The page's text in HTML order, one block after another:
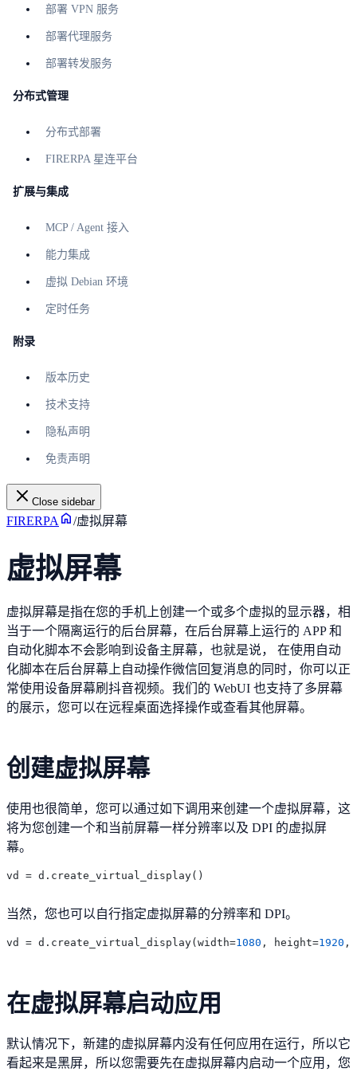
部署 VPN 服务
部署代理服务
部署转发服务
分布式管理
分布式部署
FIRERPA 星连平台
扩展与集成
MCP / Agent 接入
能力集成
虚拟 Debian 环境
定时任务
附录
版本历史
技术支持
隐私声明
免责声明
Close sidebar
FIRERPA /虚拟屏幕
虚拟屏幕
虚拟屏幕是指在您的手机上创建一个或多个虚拟的显示器，相
当于一个隔离运行的后台屏幕，在后台屏幕上运行的 APP 和
自动化脚本不会影响到设备主屏幕，也就是说， 在使用自动
化脚本在后台屏幕上自动操作微信回复消息的同时，你可以正
常使用设备屏幕刷抖音视频。我们的 WebUI 也支持了多屏幕
的展示，您可以在远程桌面选择操作或查看其他屏幕。
创建虚拟屏幕
使用也很简单，您可以通过如下调用来创建一个虚拟屏幕，这
将为您创建一个和当前屏幕一样分辨率以及 DPI 的虚拟屏
幕。
当然，您也可以自行指定虚拟屏幕的分辨率和 DPI。
vd = d.create_virtual_display(width=1080 , height=1920 ,
在虚拟屏幕启动应用
默认情况下，新建的虚拟屏幕内没有任何应用在运行，所以它
看起来是黑屏，所以您需要先在虚拟屏幕内启动一个应用，您